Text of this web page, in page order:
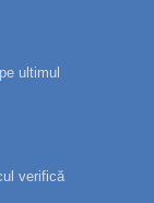
ultimul
verifică